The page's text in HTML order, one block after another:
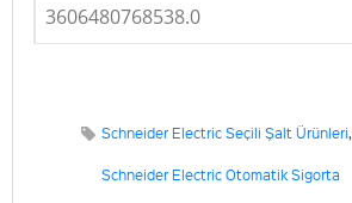
3606480768538.0
Schneider Electric Seçili Şalt Ürünleri,
Schneider Electric Otomatik Sigorta